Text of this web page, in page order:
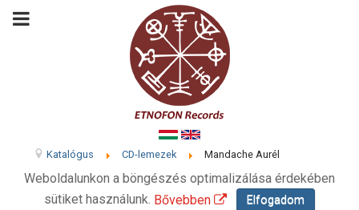
Katalógus CD-lemezek Mandache Aurél
Weboldalunkon a böngészés optimalizálása érdekében
sütiket használunk. Bővebben Elfogadom